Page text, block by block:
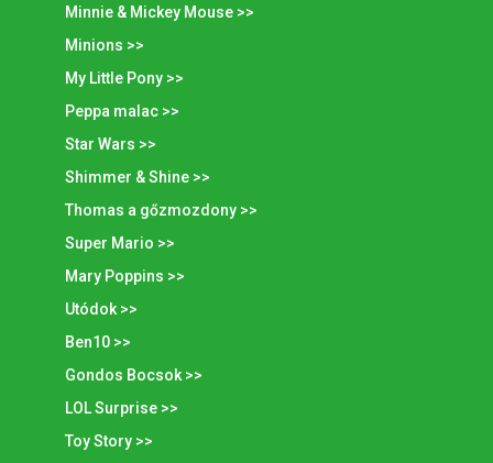
Minnie & Mickey Mouse >>
Minions >>
My Little Pony >>
Peppa malac >>
Star Wars >>
Shimmer & Shine >>
Thomas a gőzmozdony >>
Super Mario >>
Mary Poppins >>
Utódok >>
Ben10 >>
Gondos Bocsok >>
LOL Surprise >>
Toy Story >>